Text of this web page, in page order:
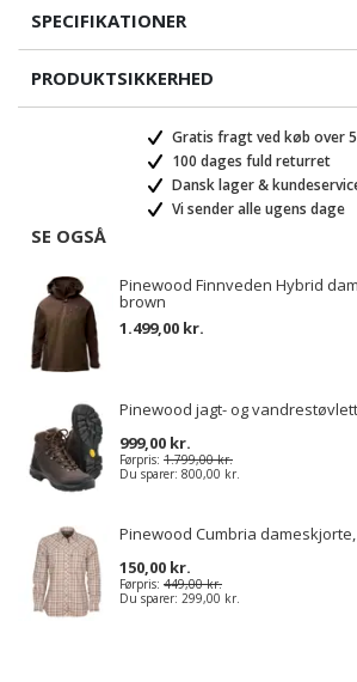
SPECIFIKATIONER
PRODUKTSIKKERHED
Gratis fragt ved køb over
100 dages fuld returret
Dansk lager &
Vi sender alle ugens dage
SE OGSÅ
Pinewood Finnveden Hybrid
brown
1.499,00 kr.
Pinewood jagt- og
999,00 kr.
Førpris: 1.799,00 kr.
Du sparer: 800,00 kr.
Pinewood Cumbria
150,00 kr.
Førpris: 449,00 kr.
Du sparer: 299,00 kr.